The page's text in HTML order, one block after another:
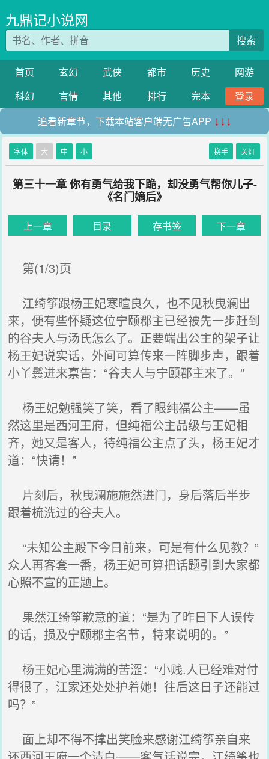
九鼎记小说网
搜索
首页 玄幻 武侠 都市 历史
网游
科幻
言情 其他 排行 完本
登录
追看新章节，下载本站客户端无广告APP ↓↓↓
字体 大 中 小 换手 关灯
第三十一章 你有勇气给我下跪，却没勇气帮你儿子-
《名门嫡后》
上一章 目录 存书签 下一章
第(1/3)页
江绮筝跟杨王妃寒暄良久，也不见秋曳澜出
来，便有些怀疑这位宁颐郡主已经被先一步赶到
的谷夫人与汤氏怎么了。正要端出公主的架子让
杨王妃说实话，外间可算传来一阵脚步声，跟着
小丫鬟进来禀告：“谷夫人与宁颐郡主来了。”
杨王妃勉强笑了笑，看了眼纯福公主——虽
然这里是西河王府，但纯福公主品级与王妃相
齐，她又是客人，待纯福公主点了头，杨王妃才
道：“快请！”
片刻后，秋曳澜施施然进门，身后落后半步
跟着梳洗过的谷夫人。
“未知公主殿下今日前来，可是有什么见教？”
众人再客套一番，杨王妃可算把话题引到大家都
心照不宣的正题上。
果然江绮筝歉意的道：“是为了昨日下人误传
的话，损及宁颐郡主名节，特来说明的。”
杨王妃心里满满的苦涩：“小贱.人已经难对付
得很了，江家还处处护着她！往后这日子还能过
吗？”
面上却不得不撑出笑脸来感谢江绮筝亲自来